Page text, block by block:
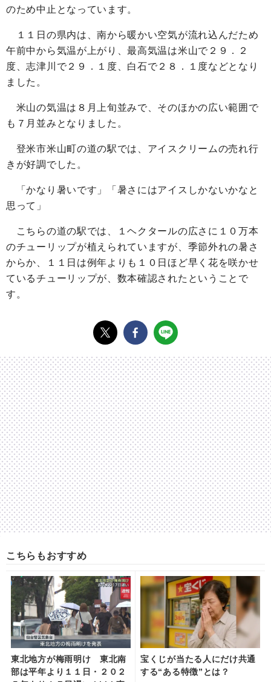
のため中止となっています。
１１日の県内は、南から暖かい空気が流れ込んだため
午前中から気温が上がり、最高気温は米山で２９．２
度、志津川で２９．１度、白石で２８．１度などとなり
ました。
米山の気温は８月上旬並みで、そのほかの広い範囲で
も７月並みとなりました。
登米市米山町の道の駅では、アイスクリームの売れ行
きが好調でした。
「かなり暑いです」「暑さにはアイスしかないかなと
思って」
こちらの道の駅では、１ヘクタールの広さに１０万本
のチューリップが植えられていますが、季節外れの暑さ
からか、１１日は例年よりも１０日ほど早く花を咲かせ
ているチューリップが、数本確認されたということで
す。
こちらもおすすめ
東北地方が梅雨明け 東北南
部は平年より１１日・２０２
宝くじが当たる人にだけ共通
する“ある特徴”とは？